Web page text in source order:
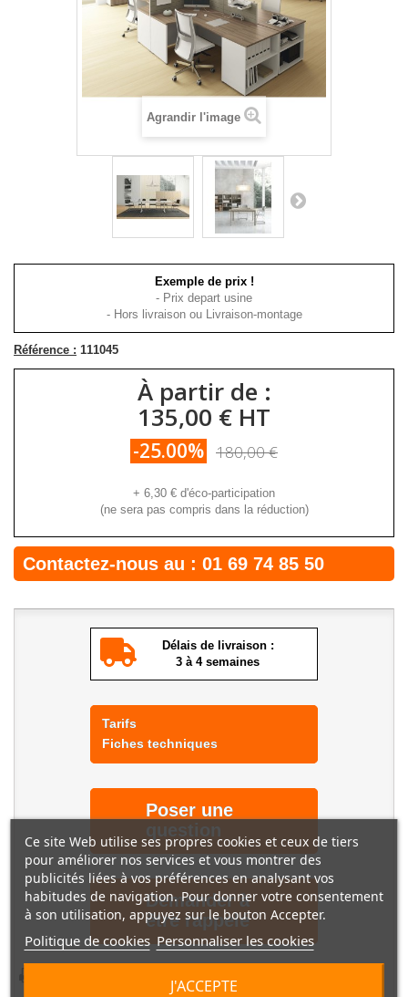
Agrandir l'image
Exemple de prix !
- Prix depart usine
- Hors livraison ou Livraison-montage
Référence : 111045
À partir de :
135,00 € HT
-25.00% 180,00 €
+ 6,30 € d'éco-participation
(ne sera pas compris dans la réduction)
Contactez-nous au : 01 69 74 85 50
Délais de livraison :
3 à 4 semaines
Tarifs
Fiches techniques
Poser une
question
Demander à
être rappelé
Ce site Web utilise ses propres cookies et ceux de tiers
pour améliorer nos services et vous montrer des
publicités liées à vos préférences en analysant vos
habitudes de navigation. Pour donner votre consentement
à son utilisation, appuyez sur le bouton Accepter.
Politique de cookies Personnaliser les cookies
J'ACCEPTE